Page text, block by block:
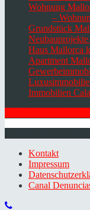
Wohnung
–
Grundstück
Haus Mallorca
Apartment
Immobilien
Kontakt
Impressum
Canal